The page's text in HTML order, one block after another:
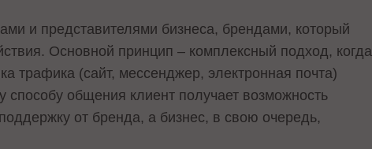
и представителями бизнеса, брендами, который
Основной принцип – комплексный подход, когда
трафика (сайт, мессенджер, электронная почта)
общения клиент получает возможность
от бренда, а бизнес, в свою очередь,